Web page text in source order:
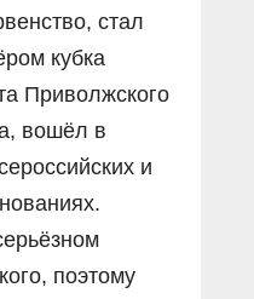
стал
кубка
Приволжского
вошёл в
и
поэтому